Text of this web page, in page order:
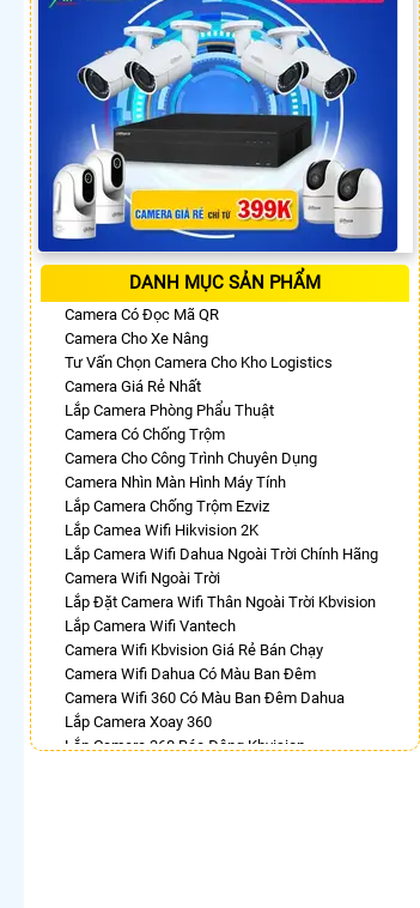
DANH MỤC SẢN PHẨM
Camera Có Đọc Mã QR
Camera Cho Xe Nâng
Tư Vấn Chọn Camera Cho Kho Logistics
Camera Giá Rẻ Nhất
Lắp Camera Phòng Phẩu Thuật
Camera Có Chống Trộm
Camera Cho Công Trình Chuyên Dụng
Camera Nhìn Màn Hình Máy Tính
Lắp Camera Chống Trộm Ezviz
Lắp Camea Wifi Hikvision 2K
Lắp Camera Wifi Dahua Ngoài Trời Chính Hãng
Camera Wifi Ngoài Trời
Lắp Đặt Camera Wifi Thân Ngoài Trời Kbvision
Lắp Camera Wifi Vantech
Camera Wifi Kbvision Giá Rẻ Bán Chạy
Camera Wifi Dahua Có Màu Ban Đêm
Camera Wifi 360 Có Màu Ban Đêm Dahua
Lắp Camera Xoay 360
Lắp Camera 360 Báo Động Kbvision